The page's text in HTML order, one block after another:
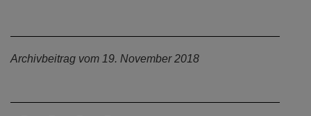
Archivbeitrag vom 19. November 2018